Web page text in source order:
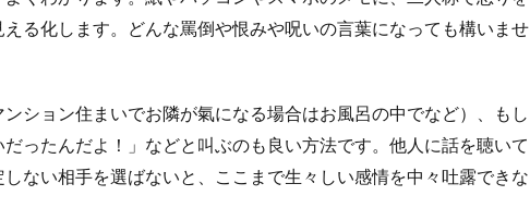
る化します。どんな罵倒や恨みや呪いの言葉になっても構いませ
ション住まいでお隣が氣になる場合はお風呂の中でなど）、もし
ったんだよ！」などと叫ぶのも良い方法です。他人に話を聴いて
ない相手を選ばないと、ここまで生々しい感情を中々吐露できな